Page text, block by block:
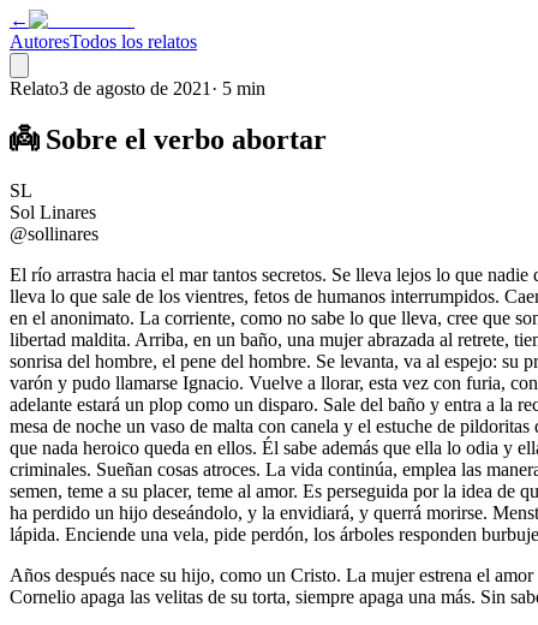
←
AutoresTodos los relatos
Relato3 de agosto de 2021 · 5 min
👼 Sobre el verbo abortar
SL
Sol Linares
@sollinares
El río arrastra hacia el mar tantos secretos. Se lleva lejos lo que
lleva lo que sale de los vientres, fetos de humanos interrumpidos.
en el anonimato. La corriente, como no sabe lo que lleva, cree que
libertad maldita. Arriba, en un baño, una mujer abrazada al retrete,
sonrisa del hombre, el pene del hombre. Se levanta, va al espejo: su
varón y pudo llamarse Ignacio. Vuelve a llorar, esta vez con furia,
adelante estará un plop como un disparo. Sale del baño y entra a la
mesa de noche un vaso de malta con canela y el estuche de
que nada heroico queda en ellos. Él sabe además que ella lo odia y
criminales. Sueñan cosas atroces. La vida continúa, emplea las
semen, teme a su placer, teme al amor. Es perseguida por la idea de
ha perdido un hijo deseándolo, y la envidiará, y querrá morirse.
lápida. Enciende una vela, pide perdón, los árboles responden
Años después nace su hijo, como un Cristo. La mujer estrena el
Cornelio apaga las velitas de su torta, siempre apaga una más. Sin